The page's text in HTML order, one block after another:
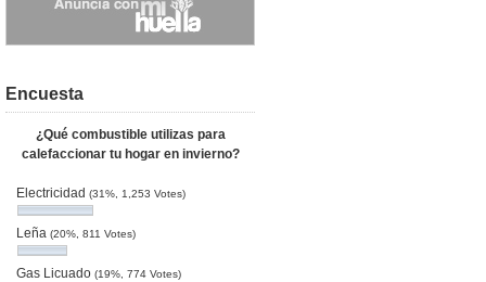
Encuesta
¿Qué combustible utilizas para
calefaccionar tu hogar en invierno?
Electricidad (31%, 1,253 Votes)
Leña (20%, 811 Votes)
Gas Licuado (19%, 774 Votes)